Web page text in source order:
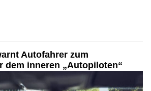
Autofahrer zum
dem inneren „Autopiloten“